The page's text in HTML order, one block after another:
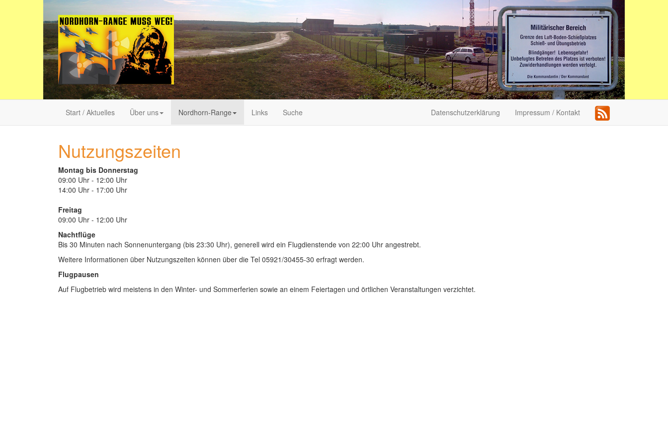
Start / Aktuelles Über uns Nordhorn-Range Links Suche Datenschutzerklärung Impressum / Kontakt
Nutzungszeiten
Montag bis Donnerstag
09:00 Uhr - 12:00 Uhr
14:00 Uhr - 17:00 Uhr
Freitag
09:00 Uhr - 12:00 Uhr
Nachtflüge
Bis 30 Minuten nach Sonnenuntergang (bis 23:30 Uhr), generell wird ein Flugdienstende von 22:00 Uhr angestrebt.
Weitere Informationen über Nutzungszeiten können über die Tel 05921/30455-30 erfragt werden.
Flugpausen
Auf Flugbetrieb wird meistens in den Winter- und Sommerferien sowie an einem Feiertagen und örtlichen Veranstaltungen verzichtet.